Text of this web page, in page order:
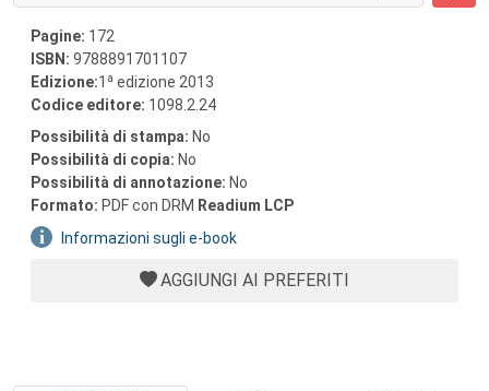
Pagine: 172
ISBN: 9788891701107
Edizione:1 a edizione 2013
Codice editore: 1098.2.24
Possibilità di stampa: No
Possibilità di copia: No
Possibilità di annotazione: No
Formato: PDF con DRM Readium LCP
Informazioni sugli e-book
AGGIUNGI AI PREFERITI